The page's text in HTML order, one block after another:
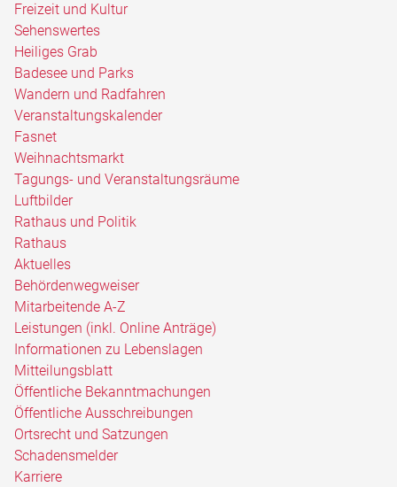
Freizeit und Kultur
Sehenswertes
Heiliges Grab
Badesee und Parks
Wandern und Radfahren
Veranstaltungskalender
Fasnet
Weihnachtsmarkt
Tagungs- und Veranstaltungsräume
Luftbilder
Rathaus und Politik
Rathaus
Aktuelles
Behördenwegweiser
Mitarbeitende A-Z
Leistungen (inkl. Online Anträge)
Informationen zu Lebenslagen
Mitteilungsblatt
Öffentliche Bekanntmachungen
Öffentliche Ausschreibungen
Ortsrecht und Satzungen
Schadensmelder
Karriere